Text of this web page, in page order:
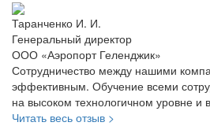
Таранченко И. И.
Генеральный директор
ООО «Аэропорт Геленджик»
Сотрудничество между нашими
эффективным. Обучение всеми
на высоком технологичном уровне и
Читать весь отзыв >